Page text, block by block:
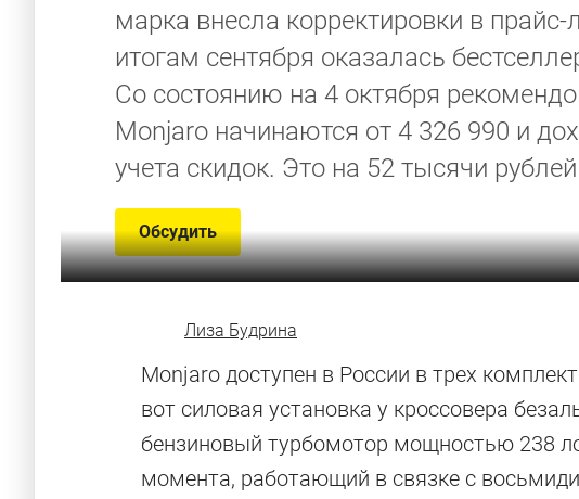
марка внесла корректировки в
итогам сентября оказалась
Со состоянию на 4 октября
Monjaro начинаются от 4 326 990 и
учета скидок. Это на 52 тысячи
Обсудить
Лиза Будрина
Monjaro доступен в России в трех
вот силовая установка у кроссовера
бензиновый турбомотор мощностью 238
момента, работающий в связке с